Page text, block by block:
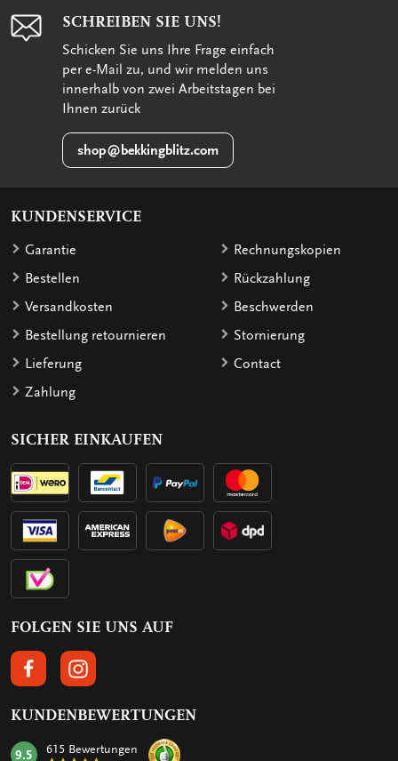
SCHREIBEN SIE UNS!
Schicken Sie uns Ihre Frage einfach
per e-Mail zu, und wir melden uns
innerhalb von zwei Arbeitstagen bei
Ihnen zurück
shop@bekkingblitz.com
KUNDENSERVICE
Garantie
Bestellen
Versandkosten
Bestellung retournieren
Lieferung
Zahlung
Rechnungskopien
Rückzahlung
Beschwerden
Stornierung
Contact
SICHER EINKAUFEN
FOLGEN SIE UNS AUF
FOLGEN SIE UNS AUF FACEBOOK
FOLGEN SIE UNS AUF INSTAGRAM
KUNDENBEWERTUNGEN
9.5 615 Bewertungen